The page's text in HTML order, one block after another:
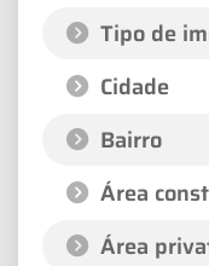
Tipo de
Cidade
Bairro
Área
Área